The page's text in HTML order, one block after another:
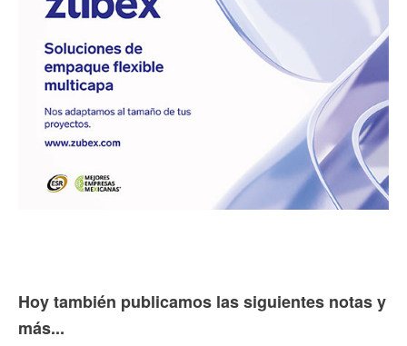
Hoy también publicamos las siguientes notas y
más...